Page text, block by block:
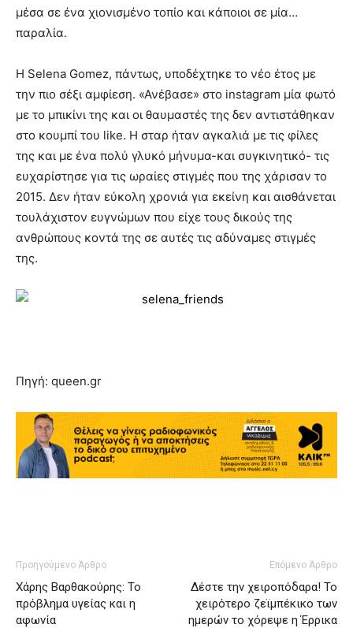
μέσα σε ένα χιονισμένο τοπίο και κάποιοι σε μία…
παραλία.
Η Selena Gomez, πάντως, υποδέχτηκε το νέο έτος με
την πιο σέξι αμφίεση. «Ανέβασε» στο instagram μία φωτό
με το μπικίνι της και οι θαυμαστές της δεν αντιστάθηκαν
στο κουμπί του like. Η σταρ ήταν αγκαλιά με τις φίλες
της και με ένα πολύ γλυκό μήνυμα-και συγκινητικό- τις
ευχαρίστησε για τις ωραίες στιγμές που της χάρισαν το
2015. Δεν ήταν εύκολη χρονιά για εκείνη και αισθάνεται
τουλάχιστον ευγνώμων που είχε τους δικούς της
ανθρώπους κοντά της σε αυτές τις αδύναμες στιγμές
της.
Πηγή: queen.gr
Προηγούμενο Άρθρο
Χάρης Βαρθακούρης: Το
πρόβλημα υγείας και η
αφωνία
Επόμενο Άρθρο
Δέστε την χειροπόδαρα! Το
χειρότερο ζεϊμπέκικο των
ημερών το χόρεψε η Έρρικα